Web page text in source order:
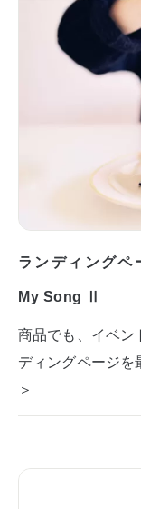
ランディングペ
My Song Ⅱ
商品でも、イベン
ディングページを
＞